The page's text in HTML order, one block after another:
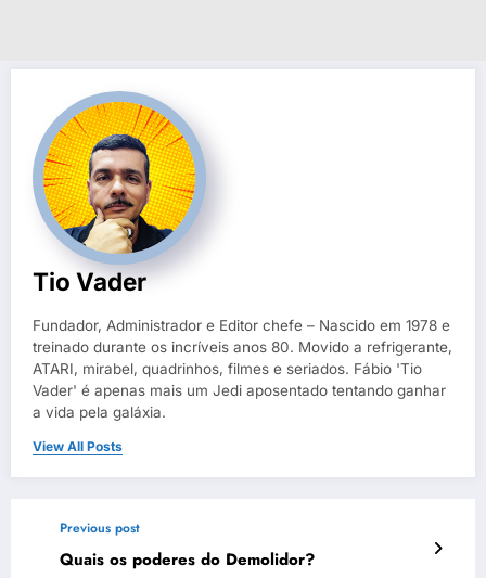
Tio Vader
Fundador, Administrador e Editor chefe – Nascido em 1978 e
treinado durante os incríveis anos 80. Movido a refrigerante,
ATARI, mirabel, quadrinhos, filmes e seriados. Fábio 'Tio
Vader' é apenas mais um Jedi aposentado tentando ganhar
a vida pela galáxia.
View All Posts
Previous post
Quais os poderes do Demolidor?